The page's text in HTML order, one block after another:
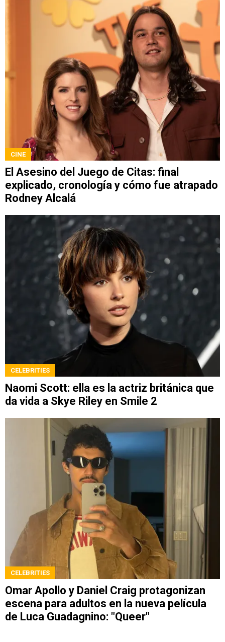
CINE
El Asesino del Juego de Citas: final
explicado, cronología y cómo fue atrapado
Rodney Alcalá
CELEBRITIES
Naomi Scott: ella es la actriz británica que
da vida a Skye Riley en Smile 2
CELEBRITIES
Omar Apollo y Daniel Craig protagonizan
escena para adultos en la nueva película
de Luca Guadagnino: "Queer"